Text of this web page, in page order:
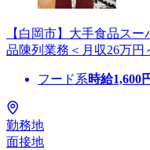
【白岡市】大手食品ス
品陳列業務＜月収26万円
フード系時給1,600
勤務地
面接地